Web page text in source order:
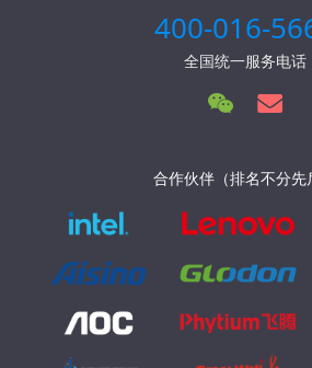
400-016-
全国统一服务电话
合作伙伴（排名不分先